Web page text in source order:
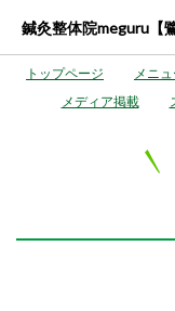
鍼灸整体院meguru【
トップページ メニ
メディア掲載